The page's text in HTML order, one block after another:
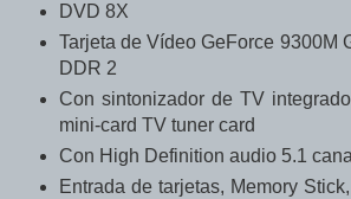
DVD 8X
Tarjeta de Vídeo GeForce 9300M
DDR 2
Con sintonizador de TV
mini-card TV tuner card
Con High Definition audio 5.1
Entrada de tarjetas, Memory